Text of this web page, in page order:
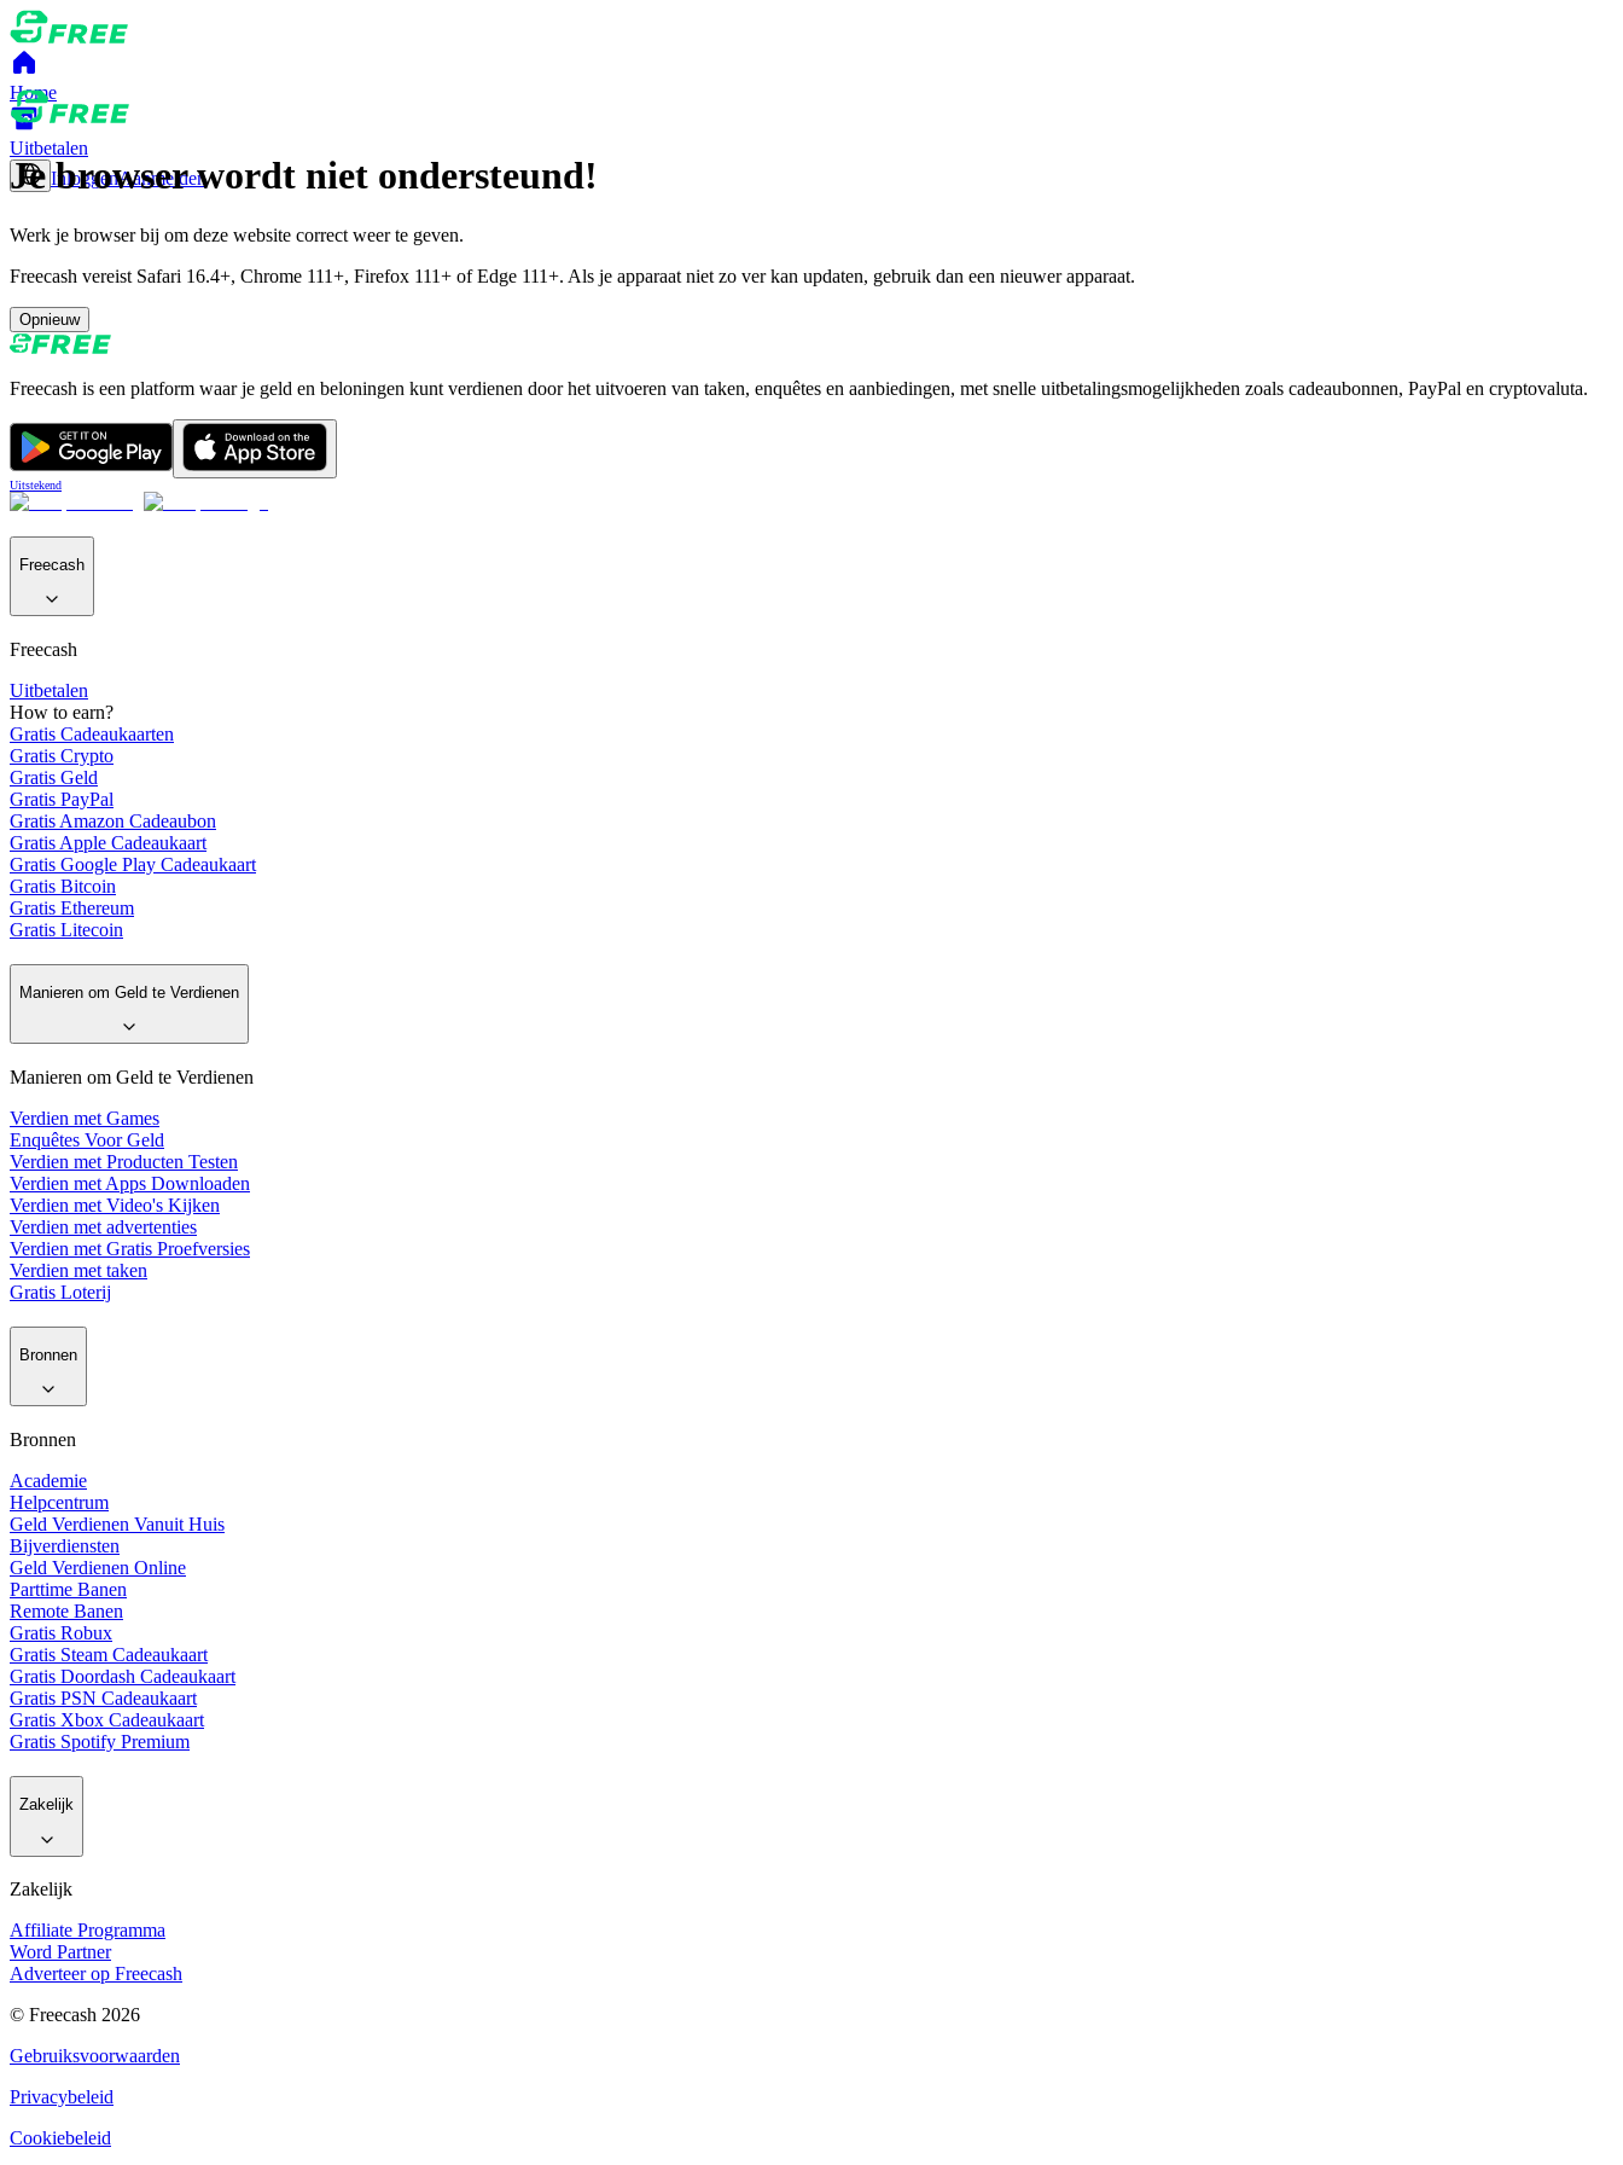
Home
Uitbetalen
InloggenAanmelden
Je browser wordt niet ondersteund!
Werk je browser bij om deze website correct weer te geven.
Freecash vereist Safari 16.4+, Chrome 111+, Firefox 111+ of Edge 111+. Als je apparaat niet zo ver kan updaten, gebruik dan een nieuwer apparaat.
Opnieuw
Freecash is een platform waar je geld en beloningen kunt verdienen door het uitvoeren van taken, enquêtes en aanbiedingen, met snelle uitbetalingsmogelijkheden zoals cadeaubonnen, PayPal en cryptovaluta.
Uitstekend
Freecash
Freecash
Uitbetalen
How to earn?
Gratis Cadeaukaarten
Gratis Crypto
Gratis Geld
Gratis PayPal
Gratis Amazon Cadeaubon
Gratis Apple Cadeaukaart
Gratis Google Play Cadeaukaart
Gratis Bitcoin
Gratis Ethereum
Gratis Litecoin
Manieren om Geld te Verdienen
Manieren om Geld te Verdienen
Verdien met Games
Enquêtes Voor Geld
Verdien met Producten Testen
Verdien met Apps Downloaden
Verdien met Video's Kijken
Verdien met advertenties
Verdien met Gratis Proefversies
Verdien met taken
Gratis Loterij
Bronnen
Bronnen
Academie
Helpcentrum
Geld Verdienen Vanuit Huis
Bijverdiensten
Geld Verdienen Online
Parttime Banen
Remote Banen
Gratis Robux
Gratis Steam Cadeaukaart
Gratis Doordash Cadeaukaart
Gratis PSN Cadeaukaart
Gratis Xbox Cadeaukaart
Gratis Spotify Premium
Zakelijk
Zakelijk
Affiliate Programma
Word Partner
Adverteer op Freecash
© Freecash 2026
Gebruiksvoorwaarden
Privacybeleid
Cookiebeleid